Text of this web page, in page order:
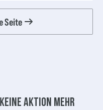
Seite
aktion mehr